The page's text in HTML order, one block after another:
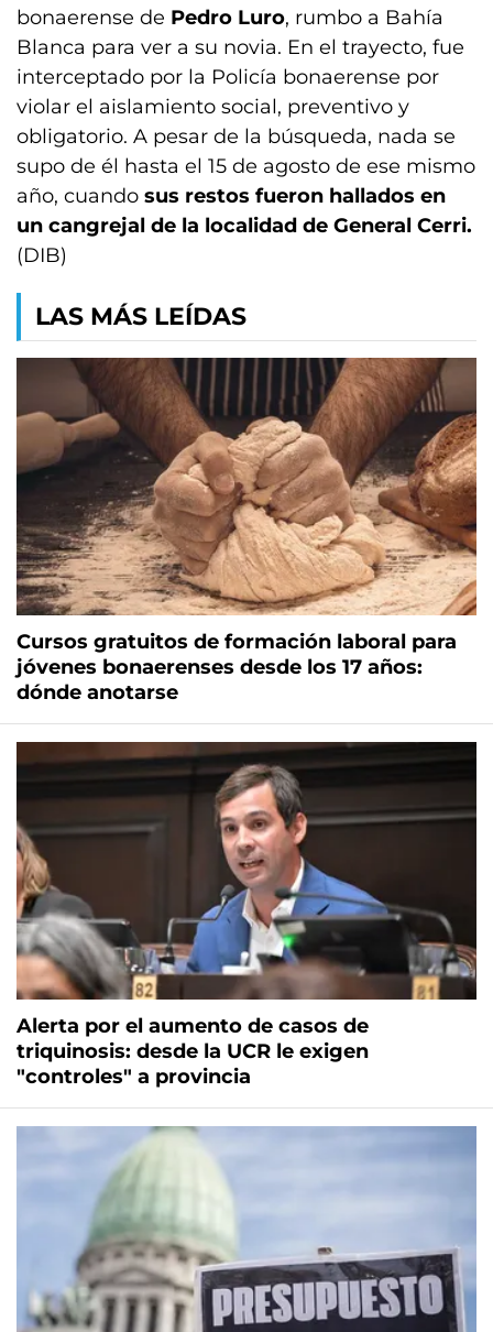
bonaerense de Pedro Luro, rumbo a Bahía
Blanca para ver a su novia. En el trayecto, fue
interceptado por la Policía bonaerense por
violar el aislamiento social, preventivo y
obligatorio. A pesar de la búsqueda, nada se
supo de él hasta el 15 de agosto de ese mismo
año, cuando sus restos fueron hallados en
un cangrejal de la localidad de General Cerri.
(DIB)
LAS MÁS LEÍDAS
Cursos gratuitos de formación laboral para
jóvenes bonaerenses desde los 17 años:
dónde anotarse
Alerta por el aumento de casos de
triquinosis: desde la UCR le exigen
"controles" a provincia